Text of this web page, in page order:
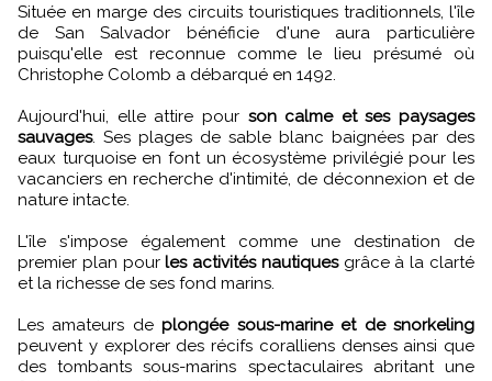
Située en marge des circuits touristiques traditionnels, l'île
de San Salvador bénéficie d'une aura particulière
puisqu'elle est reconnue comme le lieu présumé où
Christophe Colomb a débarqué en 1492.
Aujourd'hui, elle attire pour son calme et ses paysages
sauvages. Ses plages de sable blanc baignées par des
eaux turquoise en font un écosystème privilégié pour les
vacanciers en recherche d'intimité, de déconnexion et de
nature intacte.
L'île s'impose également comme une destination de
premier plan pourles activités nautiquesgrâce à la clarté
et la richesse de ses fond marins.
Les amateurs deplongée sous-marine et de snorkeling
peuvent y explorer des récifs coralliens denses ainsi que
des tombants sous-marins spectaculaires abritant une